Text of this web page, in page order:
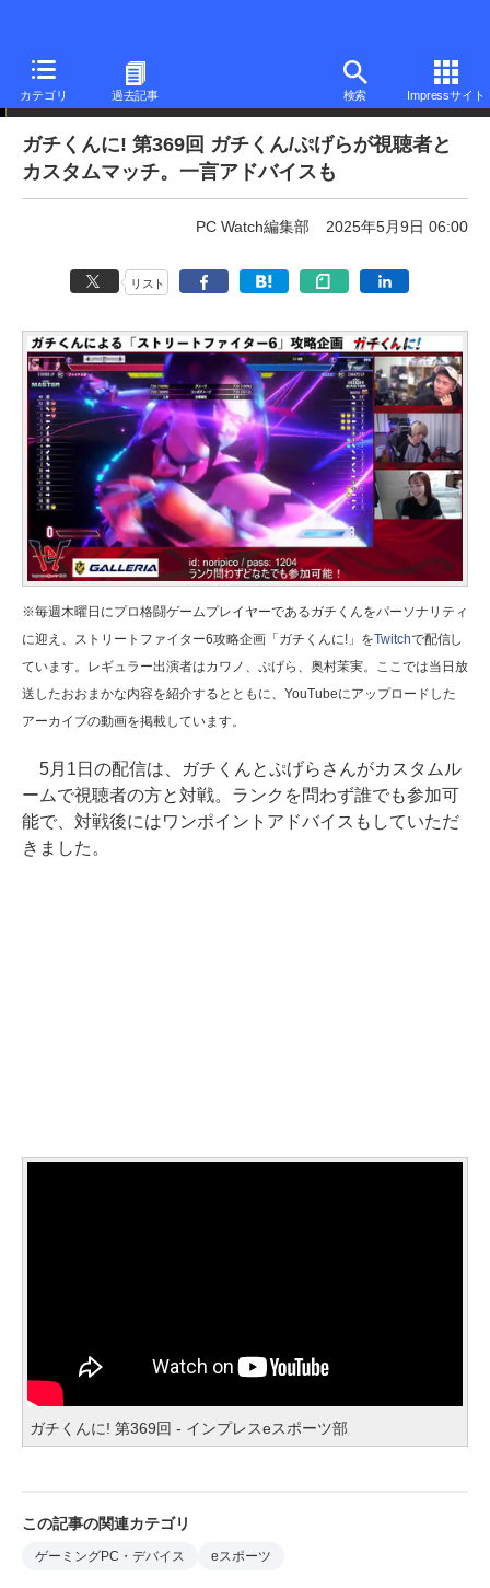
カテゴリ 過去記事 検索 Impressサイト
ニュース
ガチくんに! 第369回 ガチくん/ぷげらが視聴者と
カスタムマッチ。一言アドバイスも
PC Watch編集部 2025年5月9日 06:00
リスト
※毎週木曜日にプロ格闘ゲームプレイヤーであるガチくんをパーソナリティ
に迎え、ストリートファイター6攻略企画「ガチくんに!」をTwitchで配信し
ています。レギュラー出演者はカワノ、ぷげら、奥村茉実。ここでは当日放
送したおおまかな内容を紹介するとともに、YouTubeにアップロードした
アーカイブの動画を掲載しています。
5月1日の配信は、ガチくんとぷげらさんがカスタムル
ームで視聴者の方と対戦。ランクを問わず誰でも参加可
能で、対戦後にはワンポイントアドバイスもしていただ
きました。
ガチくんに! 第369回 - インプレスeスポーツ部
この記事の関連カテゴリ
ゲーミングPC・デバイス eスポーツ